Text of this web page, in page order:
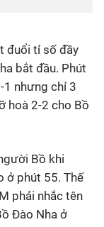
đuổi tỉ số đầy
bắt đầu. Phút
1 nhưng chỉ 3
hoà 2-2 cho Bồ
Bồ khi
ở phút 55. Thế
phải nhắc tên
Đào Nha ở